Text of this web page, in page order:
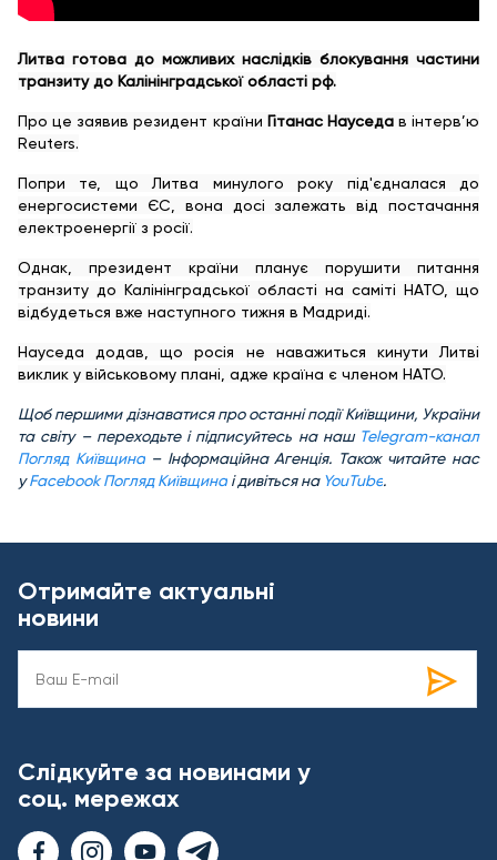
Литва готова до можливих наслідків блокування частини
транзиту до Калінінградської області рф.
Про це заявив резидент країни Гітанас Науседав інтерв’ю
Reuters.
Попри те, що Литва минулого року під'єдналася до
енергосистеми ЄС, вона досі залежать від постачання
електроенергії з росії.
Однак, президент країни планує порушити питання
транзиту до Калінінградської області на саміті НАТО, що
відбудеться вже наступного тижня в Мадриді.
Науседа додав, що росія не наважиться кинути Литві
виклик у військовому плані, адже країна є членом НАТО.
Щоб першими дізнаватися про останні події Київщини, України
та світу – переходьте і підписуйтесь на наш Telegram-канал
Погляд Київщина– Інформаційна Агенція. Також читайте нас
уFacebook Погляд Київщина і дивіться на YouTube.
Отримайте актуальні
новини
Слідкуйте за новинами у
соц. мережах